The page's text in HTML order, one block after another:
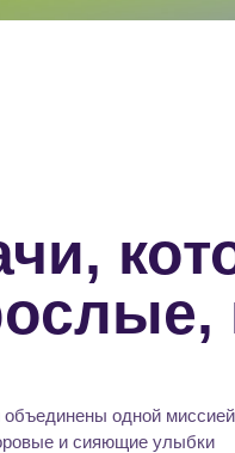
одной
и сияющие улыбки